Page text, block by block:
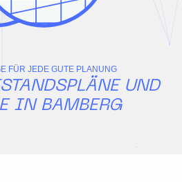
FÜR JEDE GUTE PLANUNG
UND
IN BAMBERG